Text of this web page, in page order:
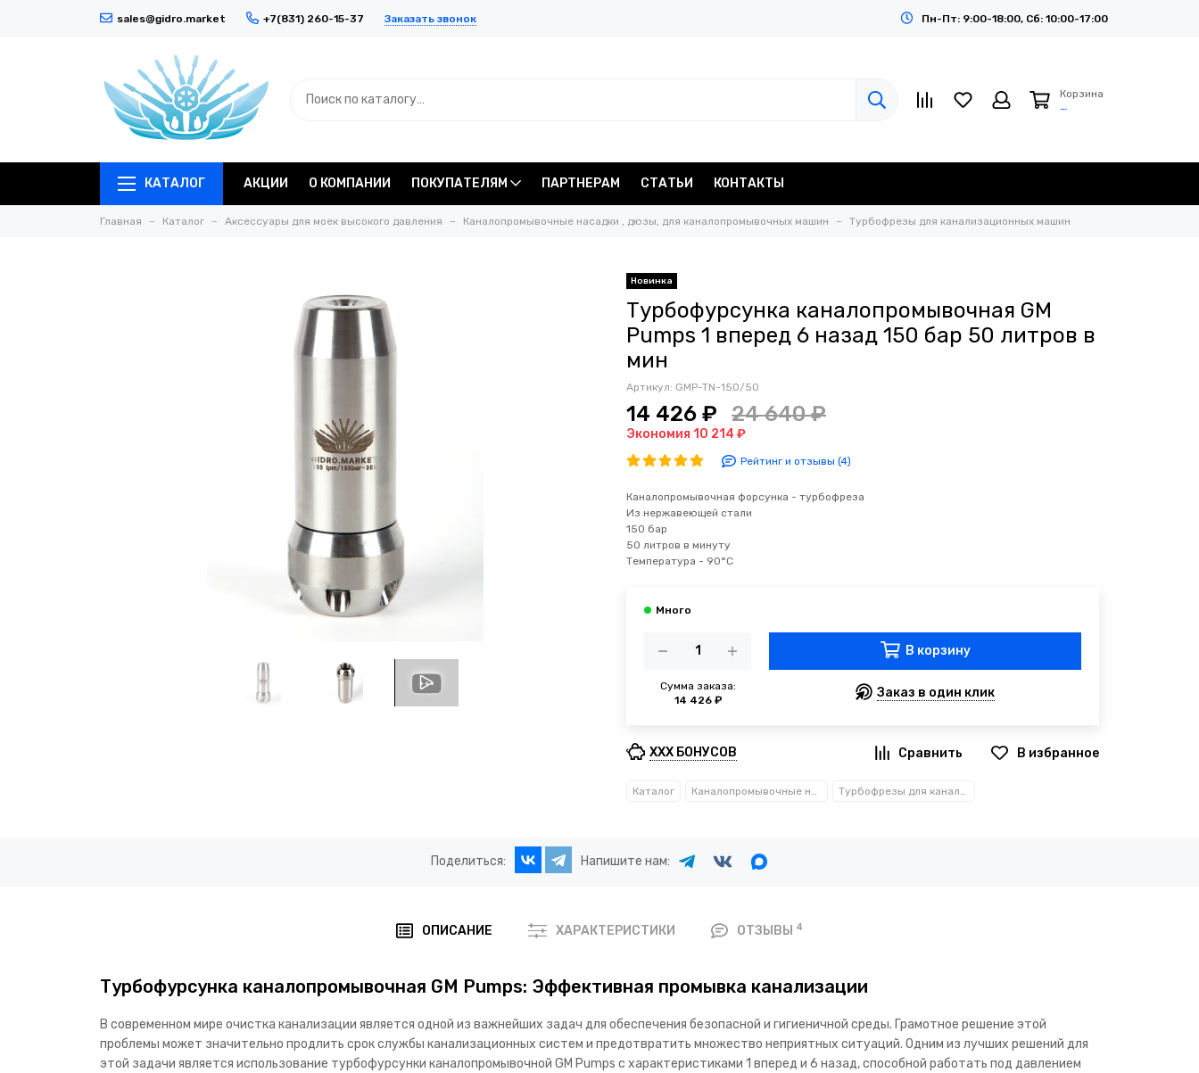
sales@gidro.market +7(831) 260-15-37 Заказать звонок Пн-Пт: 9:00-18:00, Сб: 10:00-17:00
Корзина
…
КАТАЛОГ АКЦИИ О КОМПАНИИ ПОКУПАТЕЛЯМ ПАРТНЕРАМ СТАТЬИ КОНТАКТЫ
Главная Каталог Аксессуары для моек высокого давления Каналопромывочные насадки , дюзы, для каналопромывочных машин Турбофрезы для канализационных машин
Новинка
Турбофурсунка каналопромывочная GM
Pumps 1 вперед 6 назад 150 бар 50 литров в
мин
Артикул: GMP-TN-150/50
14 426 ₽ 24 640 ₽
Экономия 10 214 ₽
Рейтинг и отзывы (4)
Каналопромывочная форсунка - турбофреза
Из нержавеющей стали
150 бар
50 литров в минуту
Температура - 90°С
Сумма заказа:
14 426 ₽
В корзину
Заказ в один клик
XXX БОНУСОВ
Каталог Каналопромывочные насадки , дюзы, для каналопромывочных машин Турбофрезы для канализационных машин
Поделиться: Напишите нам:
ОПИСАНИЕ ХАРАКТЕРИСТИКИ ОТЗЫВЫ 4
Турбофурсунка каналопромывочная GM Pumps: Эффективная промывка канализации
В современном мире очистка канализации является одной из важнейших задач для обеспечения безопасной и гигиеничной среды. Грамотное решение этой
проблемы может значительно продлить срок службы канализационных систем и предотвратить множество неприятных ситуаций. Одним из лучших решений для
этой задачи является использование турбофурсунки каналопромывочной GM Pumps с характеристиками 1 вперед и 6 назад, способной работать под давлением